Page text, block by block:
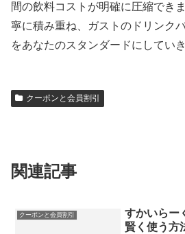
間の飲料コストが明確に圧縮でき
寧に積み重ね、ガストのドリンク
をあなたのスタンダードにしてい
クーポンと会員割引
関連記事
クーポンと会員割引
すかいらー
賢く使う方